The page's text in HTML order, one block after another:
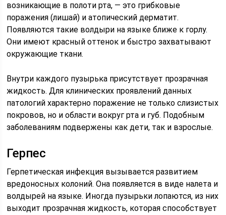
возникающие в полоти рта, — это грибковые
поражения (лишай) и атопический дерматит.
Появляются такие волдыри на языке ближе к горлу.
Они имеют красный оттенок и быстро захватывают
окружающие ткани.
Внутри каждого пузырька присутствует прозрачная
жидкость. Для клинических проявлений данных
патологий характерно поражение не только слизистых
покровов, но и области вокруг рта и губ. Подобным
заболеваниям подвержены как дети, так и взрослые.
Герпес
Герпетическая инфекция вызывается развитием
вредоносных колоний. Она появляется в виде налета и
волдырей на языке. Иногда пузырьки лопаются, из них
выходит прозрачная жидкость, которая способствует